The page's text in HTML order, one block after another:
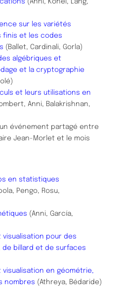
sur les variétés
finis et les codes
(Ballet, Cardinali, Gorla)
algébriques et
et la cryptographie
et leurs utilisations en
Anni, Balakrishnan,
événement partagé entre
Jean-Morlet et le mois
en statistiques
Pengo, Rosu,
(Anni, García,
visualisation pour des
de billard et de surfaces
visualisation en géométrie,
nombres (Athreya, Bédaride)